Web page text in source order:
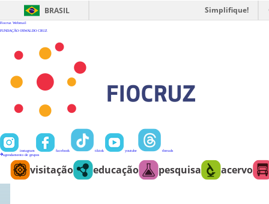
BRASIL Simplifique!
Fiocruz Webmail
FUNDAÇÃO OSWALDO CRUZ
instagram facebook tiktok youtube
threads
agendamento de grupos
visitação educação pesquisa acervo